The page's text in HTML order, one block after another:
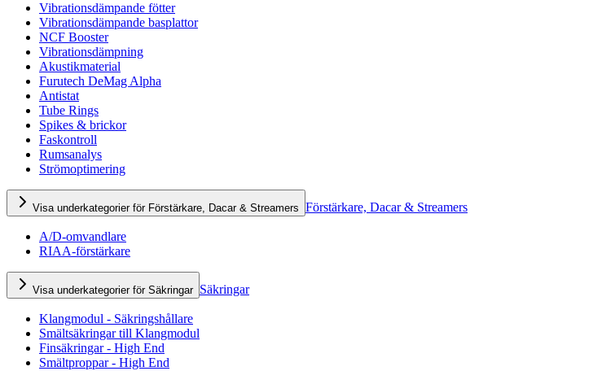
Vibrationsdämpande fötter
Vibrationsdämpande basplattor
NCF Booster
Vibrationsdämpning
Akustikmaterial
Furutech DeMag Alpha
Antistat
Tube Rings
Spikes & brickor
Faskontroll
Rumsanalys
Strömoptimering
Visa underkategorier för Förstärkare, Dacar & Streamers Förstärkare, Dacar & Streamers
A/D-omvandlare
RIAA-förstärkare
Visa underkategorier för Säkringar Säkringar
Klangmodul - Säkringshållare
Smältsäkringar till Klangmodul
Finsäkringar - High End
Smältproppar - High End